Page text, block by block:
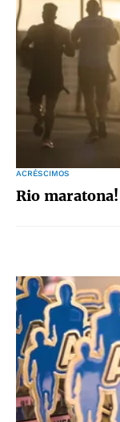
ACRÉSCIMOS
Rio maratona!